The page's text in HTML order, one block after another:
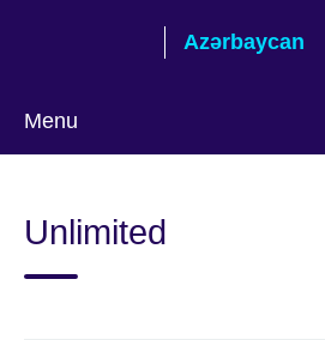
Azərbaycan
Menu
language
Unlimited